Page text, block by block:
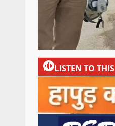
LISTEN TO THIS